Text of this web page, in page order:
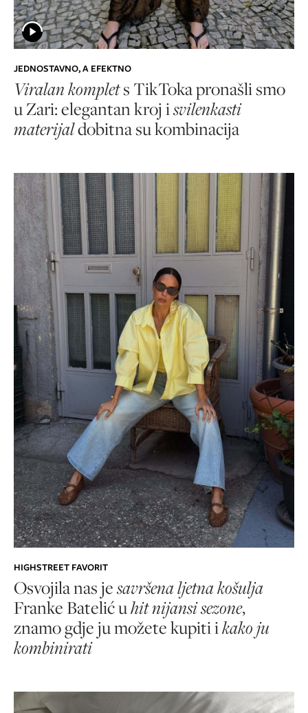
JEDNOSTAVNO, A EFEKTNO
Viralan komplets TikToka pronašli smo
u Zari: elegantan kroj isvilenkasti
materijaldobitna su kombinacija
HIGHSTREET FAVORIT
Osvojila nas jesavršena ljetna košulja
Franke Batelić uhit nijansi sezone,
znamo gdje ju možete kupiti ikako ju
kombinirati